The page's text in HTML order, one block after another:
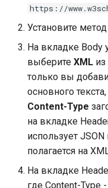
https://
Установите метод
На вкладке Body
выберите XML
только вы
основного
Content-Type
на вкладке
использует
полагается на
На вкладке
где Content-Type